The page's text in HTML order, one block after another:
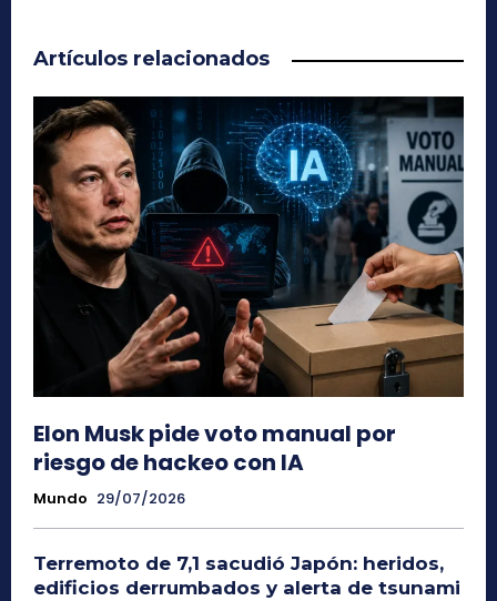
Artículos relacionados
Elon Musk pide voto manual por
riesgo de hackeo con IA
Mundo 29/07/2026
Terremoto de 7,1 sacudió Japón: heridos,
edificios derrumbados y alerta de tsunami